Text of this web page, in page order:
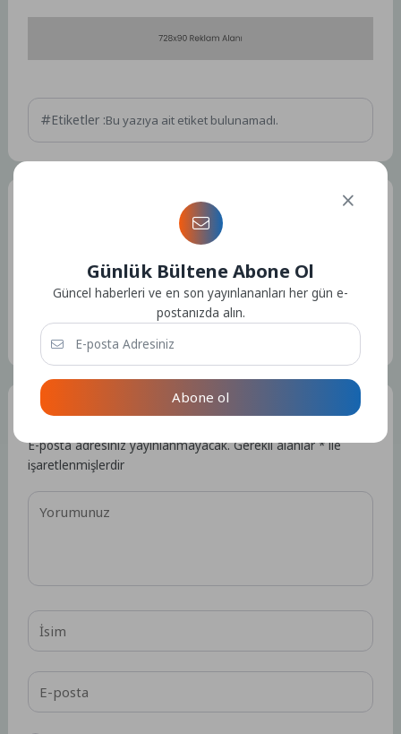
Etiketler :Bu yazıya ait etiket bulunamadı.
Tüm Yazılar
Kullanıcıya ait herhangi bir sosyal medya veya iletişim bilgisi
bulunmamaktadır.
15158 Yazı
Bir Yorum Yazın
E-posta adresiniz yayınlanmayacak. Gerekli alanlar*ile
işaretlenmişlerdir
Günlük Bültene Abone Ol
Güncel haberleri ve en son yayınlananları her gün e-
postanızda alın.
Abone ol